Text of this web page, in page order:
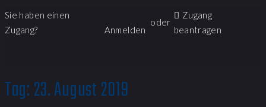
Sie haben einen
Zugang?
Anmelden
oder
Zugang
beantragen
Tag:23. August 2019